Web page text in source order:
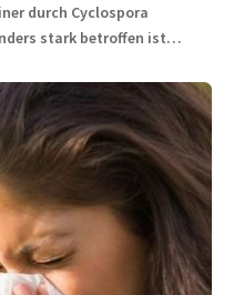
durch Cyclospora
stark betroffen ist…